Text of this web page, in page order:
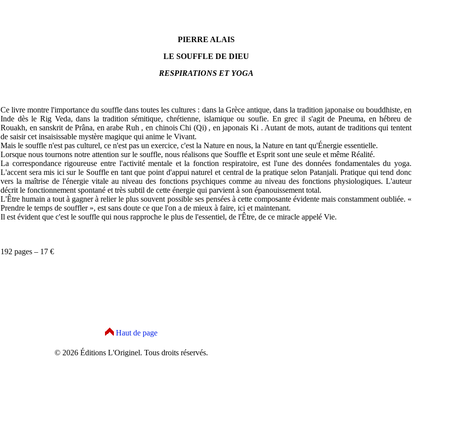
PIERRE ALAIS
LE SOUFFLE DE DIEU
RESPIRATIONS ET YOGA
Ce livre montre l'importance du souffle dans toutes les cultures : dans la Grèce antique, dans la tradition japonaise ou bouddhiste, en
Inde dès le Rig Veda, dans la tradition sémitique, chrétienne, islamique ou soufie. En grec il s'agit de Pneuma, en hébreu de
Rouakh, en sanskrit de Prâna, en arabe Ruh , en chinois Chi (Qi) , en japonais Ki . Autant de mots, autant de traditions qui tentent
de saisir cet insaisissable mystère magique qui anime le Vivant.
Mais le souffle n'est pas culturel, ce n'est pas un exercice, c'est la Nature en nous, la Nature en tant qu'Énergie essentielle.
Lorsque nous tournons notre attention sur le souffle, nous réalisons que Souffle et Esprit sont une seule et même Réalité.
La correspondance rigoureuse entre l'activité mentale et la fonction respiratoire, est l'une des données fondamentales du yoga.
L'accent sera mis ici sur le Souffle en tant que point d'appui naturel et central de la pratique selon Patanjali. Pratique qui tend donc
vers la maîtrise de l'énergie vitale au niveau des fonctions psychiques comme au niveau des fonctions physiologiques. L'auteur
décrit le fonctionnement spontané et très subtil de cette énergie qui parvient à son épanouissement total.
L'Être humain a tout à gagner à relier le plus souvent possible ses pensées à cette composante évidente mais constamment oubliée. «
Prendre le temps de souffler », est sans doute ce que l'on a de mieux à faire, ici et maintenant.
Il est évident que c'est le souffle qui nous rapproche le plus de l'essentiel, de l'Être, de ce miracle appelé Vie.
192 pages – 17 €
Haut de page
© 2026 Éditions L'Originel. Tous droits réservés.